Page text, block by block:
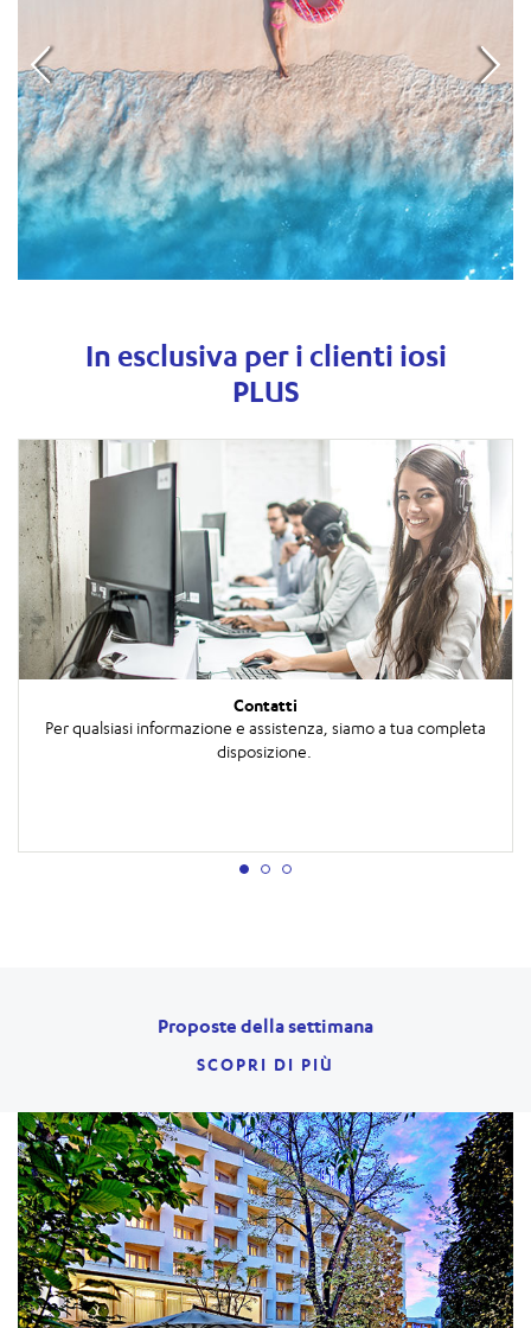
In esclusiva per i clienti iosi
PLUS
Contatti
Per qualsiasi informazione e assistenza, siamo a tua completa
disposizione.
Proposte della settimana
SCOPRI DI PIÙ